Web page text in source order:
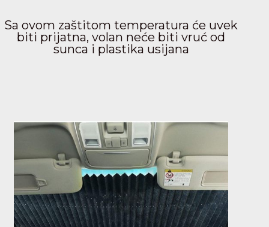
Sa ovom zaštitom temperatura će uvek
biti prijatna, volan neće biti vruć od
sunca i plastika usijana